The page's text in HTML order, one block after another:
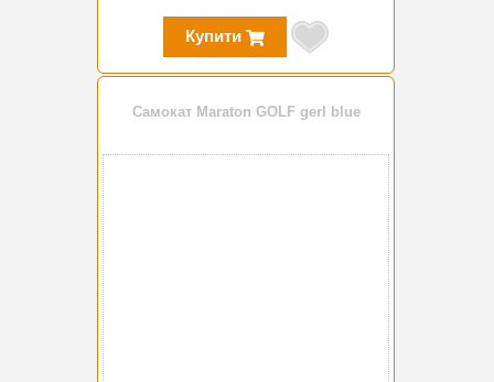
Купити
Самокат Maraton GOLF gerl blue